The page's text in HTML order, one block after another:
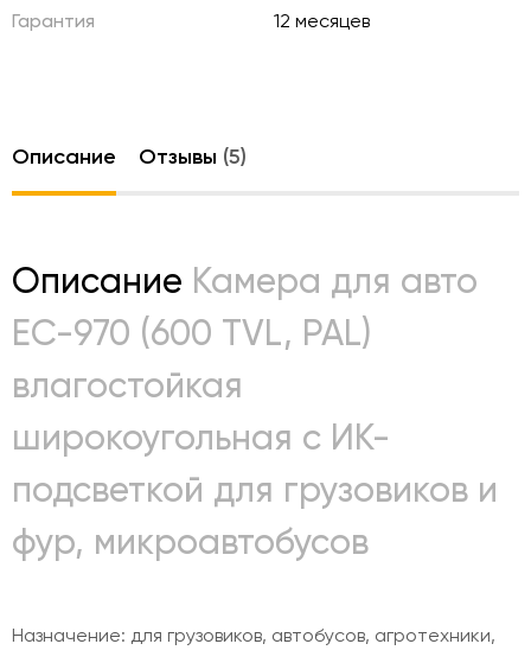
Гарантия
12 месяцев
Описание Отзывы (5)
Описание Камера для авто
ЕС-970 (600 TVL, PAL)
влагостойкая
широкоугольная с ИК-
подсветкой для грузовиков и
фур, микроавтобусов
Назначение: для грузовиков, автобусов, агротехники,